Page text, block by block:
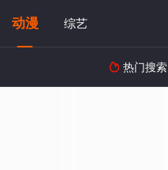
动漫 综艺
 热门搜索